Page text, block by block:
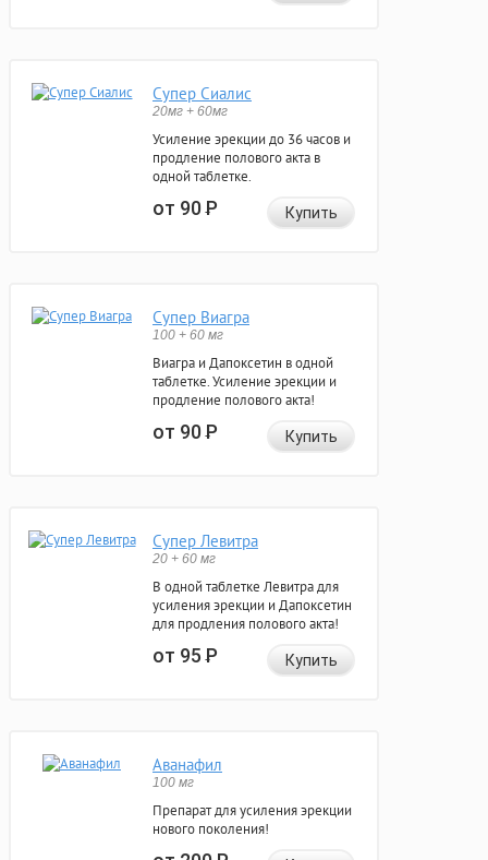
Супер Сиалис
20мг + 60мг
Усиление эрекции до 36 часов и
продление полового акта в
одной таблетке.
от 90Р Купить
Супер Виагра
100 + 60 мг
Виагра и Дапоксетин в одной
таблетке. Усиление эрекции и
продление полового акта!
от 90Р Купить
Супер Левитра
20 + 60 мг
В одной таблетке Левитра для
усиления эрекции и Дапоксетин
для продления полового акта!
от 95Р Купить
Аванафил
100 мг
Препарат для усиления эрекции
нового поколения!